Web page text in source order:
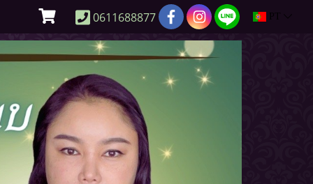
0611688877 PT